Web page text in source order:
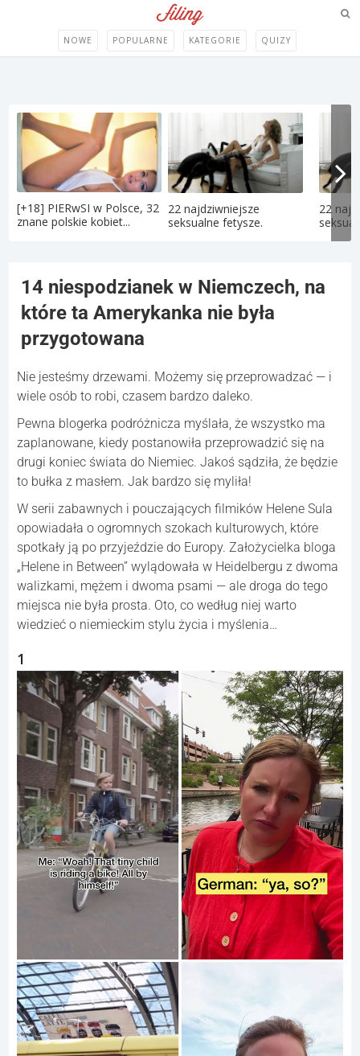
NOWE POPULARNE KATEGORIE QUIZY
[+18] PIERwSI w Polsce, 32
znane polskie kobiet...
22 najdziwniejsze
seksualne fetysze.
22
14 niespodzianek w Niemczech, na
które ta Amerykanka nie była
przygotowana
Nie jesteśmy drzewami. Możemy się przeprowadzać — i
wiele osób to robi, czasem bardzo daleko.
Pewna blogerka podróżnicza myślała, że wszystko ma
zaplanowane, kiedy postanowiła przeprowadzić się na
drugi koniec świata do Niemiec. Jakoś sądziła, że będzie
to bułka z masłem. Jak bardzo się myliła!
W serii zabawnych i pouczających filmików Helene Sula
opowiadała o ogromnych szokach kulturowych, które
spotkały ją po przyjeździe do Europy. Założycielka bloga
„Helene in Between” wylądowała w Heidelbergu z dwoma
walizkami, mężem i dwoma psami — ale droga do tego
miejsca nie była prosta. Oto, co według niej warto
wiedzieć o niemieckim stylu życia i myślenia…
1